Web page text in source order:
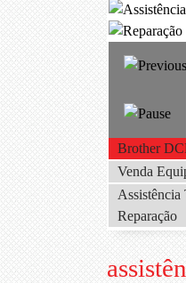
Brother
Venda
Assistência
Reparação